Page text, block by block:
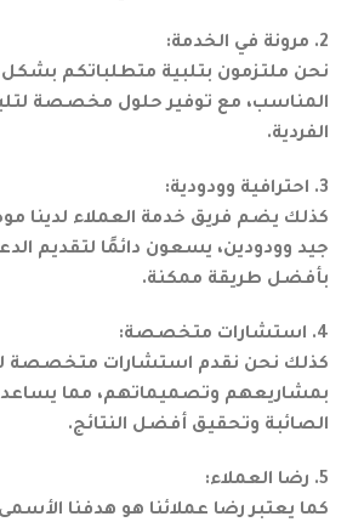
2. مرونة في الخدمة:
نحن ملتزمون بتلبية متطلباتكم
المناسب، مع توفير حلول مخصصة
الفردية.
3. احترافية وودودية:
كذلك يضم فريق خدمة العملاء لدينا
جيد وودودين، يسعون دائمًا لتقديم
بأفضل طريقة ممكنة.
4. استشارات متخصصة:
كذلك نحن نقدم استشارات متخصصة
بمشاريعهم وتصميماتهم، مما
الصائبة وتحقيق أفضل النتائج.
5. رضا العملاء:
كما يعتبر رضا عملائنا هو هدفنا